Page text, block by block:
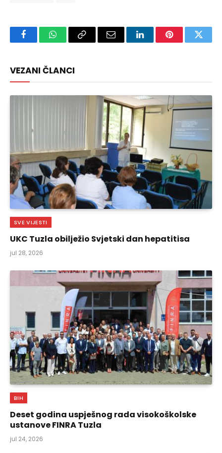
FacebookWhatsAppCopy
Email LinkedInPinterest
VEZANI ČLANCI
SVE VIJESTI
UKC Tuzla obilježio Svjetski dan hepatitisa
jul 28, 2026
BIH
Deset godina uspješnog rada visokoškolske
ustanove FINRA Tuzla
jul 24, 2026